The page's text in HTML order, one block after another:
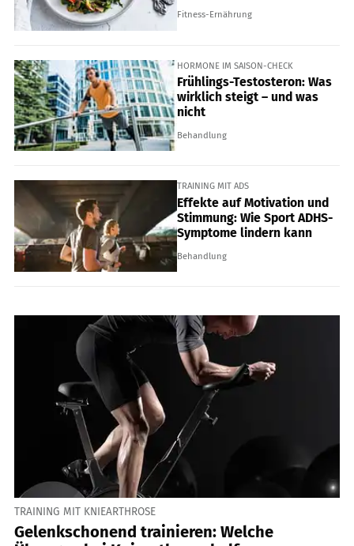
Fitness-Ernährung
HORMONE IM SAISON-CHECK
Frühlings-Testosteron: Was
wirklich steigt – und was
nicht
Behandlung
TRAINING MIT ADS
Effekte auf Motivation und
Stimmung: Wie Sport ADHS-
Symptome lindern kann
Behandlung
TRAINING MIT KNIEARTHROSE
Gelenkschonend trainieren: Welche